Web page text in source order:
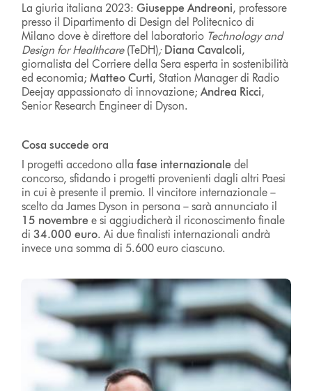
La giuria italiana 2023:Giuseppe Andreoni, professore
presso il Dipartimento di Design del Politecnico di
Milano dove è direttore del laboratorio Technology and
Design for Healthcare (TeDH); Diana Cavalcoli,
giornalista del Corriere della Sera esperta in sostenibilità
ed economia;Matteo Curti, Station Manager di Radio
Deejay appassionato di innovazione;Andrea Ricci,
Senior Research Engineer di Dyson.
Cosa succede ora
I progetti accedono allafase internazionale del
concorso, sfidando i progetti provenienti dagli altri Paesi
in cui è presente il premio. Il vincitore internazionale –
scelto da James Dyson in persona – sarà annunciato il
15 novembre e si aggiudicherà il riconoscimento finale
di34.000 euro. Ai due finalisti internazionali andrà
invece una somma di 5.600 euro ciascuno.